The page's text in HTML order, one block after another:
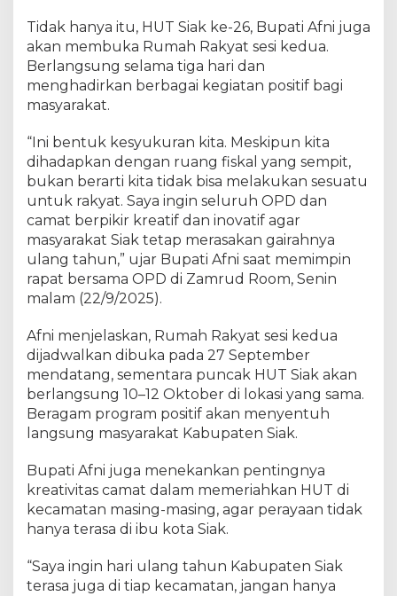
e
d
e
r
h
n
a
p
i
B
e
r
m
k
n
.
Tidak hanya itu, HUT Siak ke-26, Bupati Afni juga
akan membuka Rumah Rakyat sesi kedua.
Berlangsung selama tiga hari dan
menghadirkan berbagai kegiatan positif bagi
masyarakat.
“Ini bentuk kesyukuran kita. Meskipun kita
dihadapkan dengan ruang fiskal yang sempit,
bukan berarti kita tidak bisa melakukan sesuatu
untuk rakyat. Saya ingin seluruh OPD dan
camat berpikir kreatif dan inovatif agar
masyarakat Siak tetap merasakan gairahnya
ulang tahun,” ujar Bupati Afni saat memimpin
rapat bersama OPD di Zamrud Room, Senin
malam (22/9/2025).
Afni menjelaskan, Rumah Rakyat sesi kedua
dijadwalkan dibuka pada 27 September
mendatang, sementara puncak HUT Siak akan
berlangsung 10–12 Oktober di lokasi yang sama.
Beragam program positif akan menyentuh
langsung masyarakat Kabupaten Siak.
Bupati Afni juga menekankan pentingnya
kreativitas camat dalam memeriahkan HUT di
kecamatan masing-masing, agar perayaan tidak
hanya terasa di ibu kota Siak.
“Saya ingin hari ulang tahun Kabupaten Siak
terasa juga di tiap kecamatan, jangan hanya